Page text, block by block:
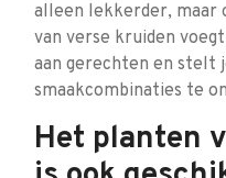
alleen lekkerder, maar
van verse kruiden
aan gerechten en stelt
smaakcombinaties te
Het planten